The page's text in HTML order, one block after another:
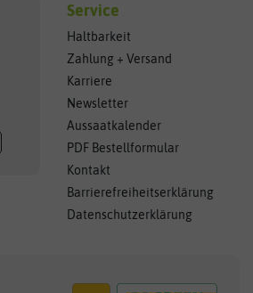
Service
Haltbarkeit
Zahlung + Versand
Karriere
Newsletter
Aussaatkalender
PDF Bestellformular
Kontakt
Barrierefreiheitserklärung
Datenschutzerklärung